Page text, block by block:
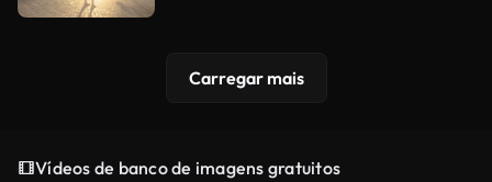
Carregar mais
Vídeos de banco de imagens gratuitos